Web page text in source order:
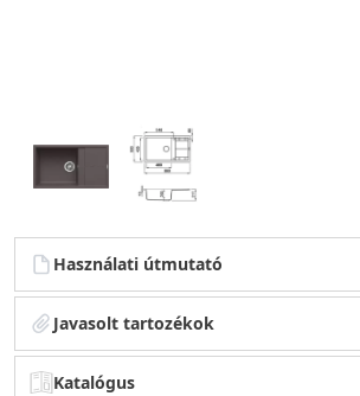
Használati útmutató
Javasolt tartozékok
Katalógus